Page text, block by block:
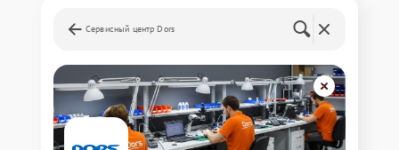
Сервисный центр Dors